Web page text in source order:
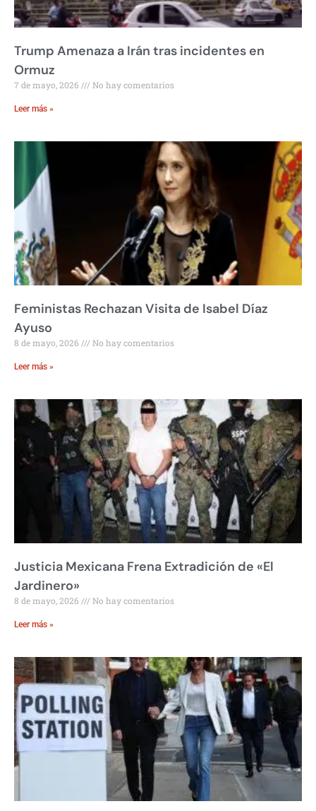
Trump Amenaza a Irán tras incidentes en
Ormuz
7 de mayo, 2026 No hay comentarios
Leer más »
Feministas Rechazan Visita de Isabel Díaz
Ayuso
8 de mayo, 2026 No hay comentarios
Leer más »
Justicia Mexicana Frena Extradición de «El
Jardinero»
8 de mayo, 2026 No hay comentarios
Leer más »